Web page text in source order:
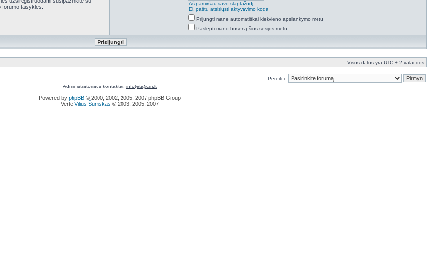
taisykles.
Aš pamiršau savo slaptažodį
El. paštu atsisiųsti aktyvavimo kodą
Prijungti mane automatiškai kiekvieno apsilankymo metu
Paslėpti mano būseną šios sesijos metu
Visos datos yra UTC + 2 valandos
Pereiti į:
Administratoriaus kontaktai: info(eta)rcm.lt
Powered by phpBB © 2000, 2002, 2005, 2007 phpBB Group
Vertė Vilius Šumskas © 2003, 2005, 2007